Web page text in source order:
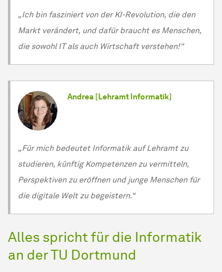
„Ich bin fasziniert von der KI-Revolution, die den
Markt verändert, und dafür braucht es Menschen,
die sowohl IT als auch Wirtschaft verstehen!“
Andrea [Lehramt Informatik]
„Für mich bedeutet Informatik auf Lehramt zu
studieren, künftig Kompetenzen zu vermitteln,
Perspektiven zu eröffnen und junge Menschen für
die digitale Welt zu begeistern.“
Alles spricht für die Informatik
an der TU Dortmund